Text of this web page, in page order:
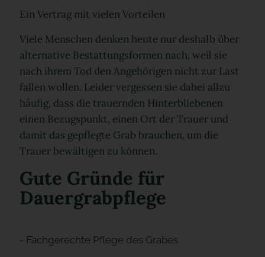
Ein Vertrag mit vielen Vorteilen
Viele Menschen denken heute nur deshalb über
alternative Bestattungsformen nach, weil sie
nach ihrem Tod den Angehörigen nicht zur Last
fallen wollen. Leider vergessen sie dabei allzu
häufig, dass die trauernden Hinterbliebenen
einen Bezugspunkt, einen Ort der Trauer und
damit das gepflegte Grab brauchen, um die
Trauer bewältigen zu können.
Gute Gründe für
Dauergrabpflege
- Fachgerechte Pflege des Grabes